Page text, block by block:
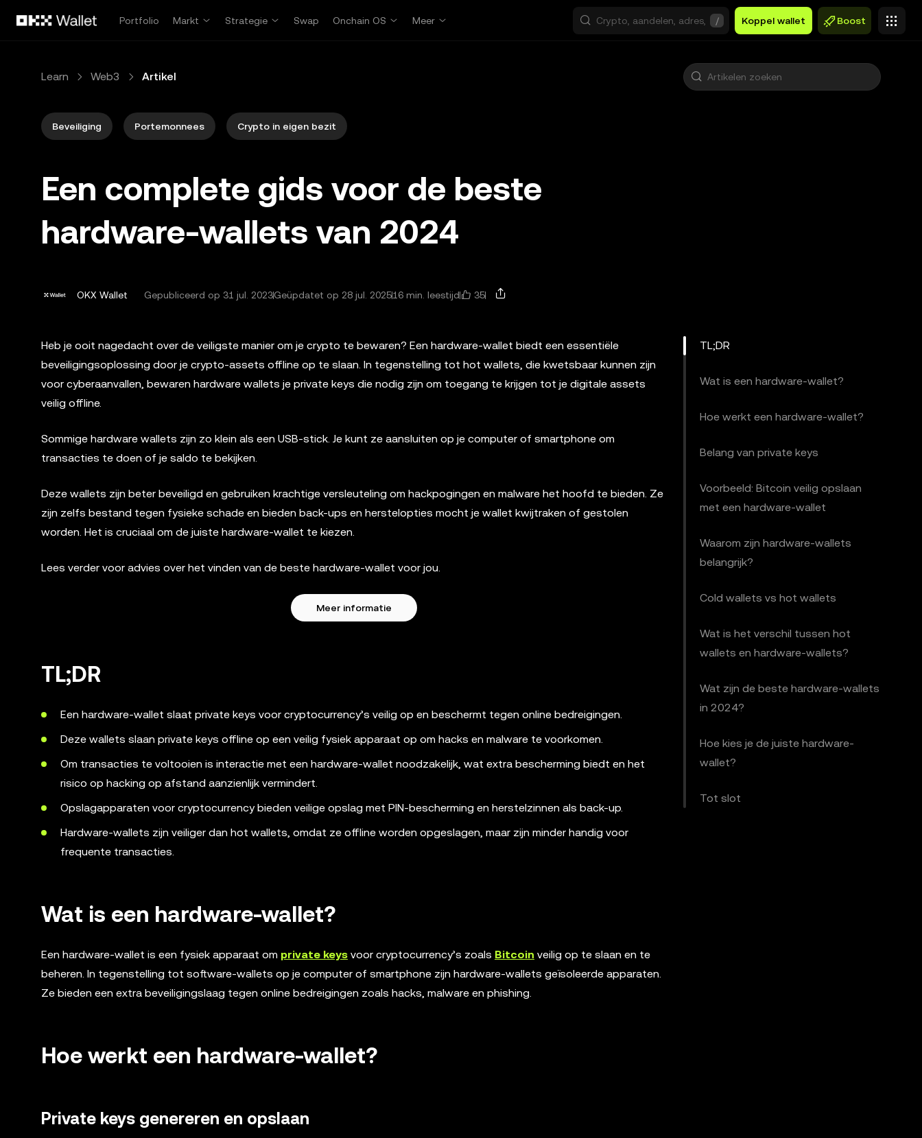
Portfolio
Markt Strategie Swap Onchain OS Meer / Koppel wallet Boost
Learn Web3 Artikel
Beveiliging Portemonnees Crypto in eigen bezit
Een complete gids voor de beste
hardware-wallets van 2024
OKX Wallet Gepubliceerd op 31 jul. 2023Geüpdatet op 28 jul. 202516 min. leestijd 35
Heb je ooit nagedacht over de veiligste manier om je crypto te bewaren? Een hardware-wallet biedt een essentiële
beveiligingsoplossing door je crypto-assets offline op te slaan. In tegenstelling tot hot wallets, die kwetsbaar kunnen zijn
voor cyberaanvallen, bewaren hardware wallets je private keys die nodig zijn om toegang te krijgen tot je digitale assets
veilig offline.
Sommige hardware wallets zijn zo klein als een USB-stick. Je kunt ze aansluiten op je computer of smartphone om
transacties te doen of je saldo te bekijken.
Deze wallets zijn beter beveiligd en gebruiken krachtige versleuteling om hackpogingen en malware het hoofd te bieden. Ze
zijn zelfs bestand tegen fysieke schade en bieden back-ups en herstelopties mocht je wallet kwijtraken of gestolen
worden. Het is cruciaal om de juiste hardware-wallet te kiezen.
Lees verder voor advies over het vinden van de beste hardware-wallet voor jou.
Meer informatie
TL;DR
Een hardware-wallet slaat private keys voor cryptocurrency’s veilig op en beschermt tegen online bedreigingen.
Deze wallets slaan private keys offline op een veilig fysiek apparaat op om hacks en malware te voorkomen.
Om transacties te voltooien is interactie met een hardware-wallet noodzakelijk, wat extra bescherming biedt en het
risico op hacking op afstand aanzienlijk vermindert.
Opslagapparaten voor cryptocurrency bieden veilige opslag met PIN-bescherming en herstelzinnen als back-up.
Hardware-wallets zijn veiliger dan hot wallets, omdat ze offline worden opgeslagen, maar zijn minder handig voor
frequente transacties.
Wat is een hardware-wallet?
Een hardware-wallet is een fysiek apparaat om private keys voor cryptocurrency’s zoals Bitcoin veilig op te slaan en te
beheren. In tegenstelling tot software-wallets op je computer of smartphone zijn hardware-wallets geïsoleerde apparaten.
Ze bieden een extra beveiligingslaag tegen online bedreigingen zoals hacks, malware en phishing.
Hoe werkt een hardware-wallet?
Private keys genereren en opslaan
TL;DR
Wat is een hardware-wallet?
Hoe werkt een hardware-wallet?
Belang van private keys
Voorbeeld: Bitcoin veilig opslaan
met een hardware-wallet
Waarom zijn hardware-wallets
belangrijk?
Cold wallets vs hot wallets
Wat is het verschil tussen hot
wallets en hardware-wallets?
Wat zijn de beste hardware-wallets
in 2024?
Hoe kies je de juiste hardware-
wallet?
Tot slot